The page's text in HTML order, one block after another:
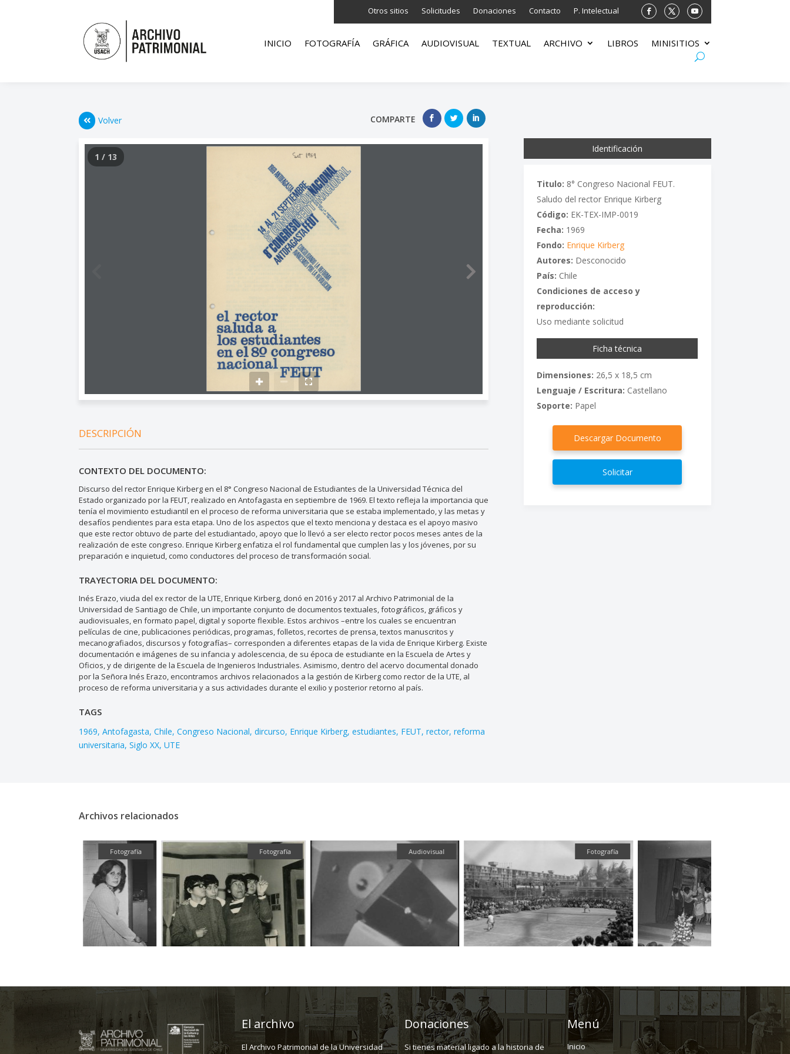
Otros sitios Solicitudes Donaciones Contacto P. Intelectual
INICIO FOTOGRAFÍA GRÁFICA AUDIOVISUAL TEXTUAL ARCHIVO LIBROS MINISITIOS
Volver COMPARTE
1 / 13
DESCRIPCIÓN
CONTEXTO DEL DOCUMENTO:
Discurso del rector Enrique Kirberg en el 8° Congreso Nacional de Estudiantes de la Universidad Técnica del
Estado organizado por la FEUT, realizado en Antofagasta en septiembre de 1969. El texto refleja la importancia que
tenía el movimiento estudiantil en el proceso de reforma universitaria que se estaba implementado, y las metas y
desafíos pendientes para esta etapa. Uno de los aspectos que el texto menciona y destaca es el apoyo masivo
que este rector obtuvo de parte del estudiantado, apoyo que lo llevó a ser electo rector pocos meses antes de la
realización de este congreso. Enrique Kirberg enfatiza el rol fundamental que cumplen las y los jóvenes, por su
preparación e inquietud, como conductores del proceso de transformación social.
TRAYECTORIA DEL DOCUMENTO:
Inés Erazo, viuda del ex rector de la UTE, Enrique Kirberg, donó en 2016 y 2017 al Archivo Patrimonial de la
Universidad de Santiago de Chile, un importante conjunto de documentos textuales, fotográficos, gráficos y
audiovisuales, en formato papel, digital y soporte flexible. Estos archivos –entre los cuales se encuentran
películas de cine, publicaciones periódicas, programas, folletos, recortes de prensa, textos manuscritos y
mecanografiados, discursos y fotografías– corresponden a diferentes etapas de la vida de Enrique Kirberg. Existe
documentación e imágenes de su infancia y adolescencia, de su época de estudiante en la Escuela de Artes y
Oficios, y de dirigente de la Escuela de Ingenieros Industriales. Asimismo, dentro del acervo documental donado
por la Señora Inés Erazo, encontramos archivos relacionados a la gestión de Kirberg como rector de la UTE, al
proceso de reforma universitaria y a sus actividades durante el exilio y posterior retorno al país.
TAGS
1969 Antofagasta Chile Congreso Nacional dircurso Enrique Kirberg estudiantes FEUT rector reforma
universitaria Siglo XX UTE
Identificación
Titulo: 8° Congreso Nacional FEUT.
Saludo del rector Enrique Kirberg
Código: EK-TEX-IMP-0019
Fecha: 1969
Fondo: Enrique Kirberg
Autores: Desconocido
País: Chile
Condiciones de acceso y
reproducción:
Uso mediante solicitud
Ficha técnica
Dimensiones: 26,5 x 18,5 cm
Lenguaje / Escritura: Castellano
Soporte: Papel
Descargar Documento
Solicitar
Archivos relacionados
Fotografía Fotografía Audiovisual Fotografía
El archivo
El Archivo Patrimonial de la Universidad
Donaciones
Si tienes material ligado a la historia de
Menú
Inicio